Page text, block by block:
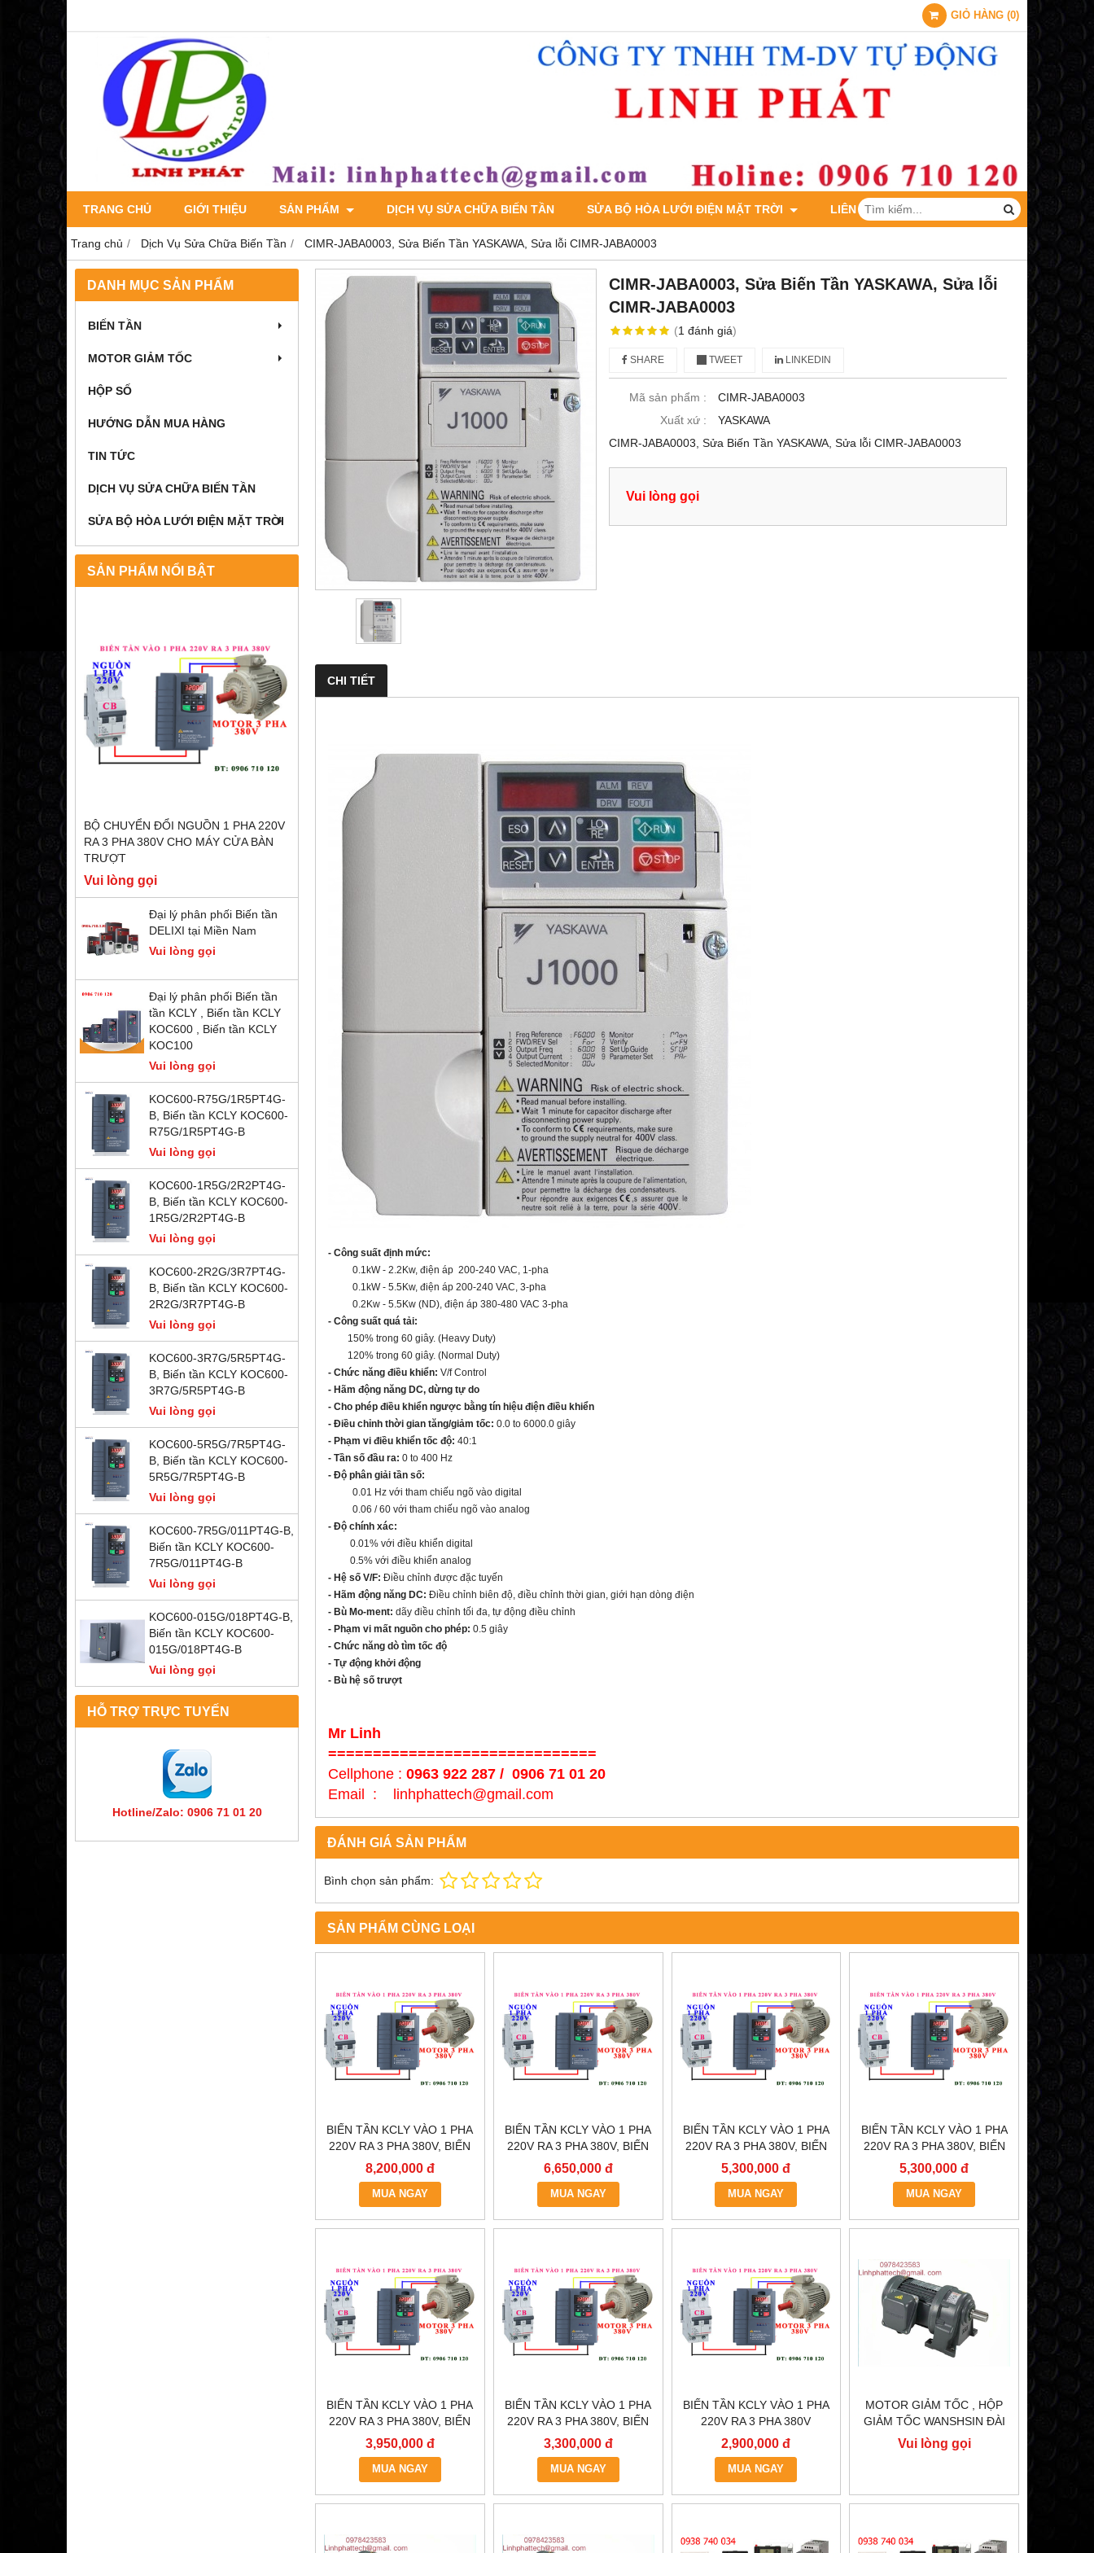
GIỎ HÀNG (0)
TRANG CHỦ GIỚI THIỆU SẢN PHẨM DỊCH VỤ SỬA CHỮA BIẾN TẦN SỬA BỘ HÒA LƯỚI ĐIỆN MẶT TRỜI LIÊN HỆ
Trang chủ Dịch Vụ Sửa Chữa Biến Tần CIMR-JABA0003, Sửa Biến Tần YASKAWA, Sửa lỗi CIMR-JABA0003
DANH MỤC SẢN PHẨM
BIẾN TẦN
MOTOR GIẢM TỐC
HỘP SỐ
HƯỚNG DẪN MUA HÀNG
TIN TỨC
DỊCH VỤ SỬA CHỮA BIẾN TẦN
SỬA BỘ HÒA LƯỚI ĐIỆN MẶT TRỜI
SẢN PHẨM NỔI BẬT
BỘ CHUYỂN ĐỔI NGUỒN 1 PHA 220V
RA 3 PHA 380V CHO MÁY CỬA BÀN
TRƯỢT
Vui lòng gọi
Đại lý phân phối Biến tần
DELIXI tại Miền Nam
Vui lòng gọi
Đại lý phân phối Biến tần
tần KCLY , Biến tần KCLY
KOC600 , Biến tần KCLY
KOC100
Vui lòng gọi
KOC600-R75G/1R5PT4G-
B, Biến tần KCLY KOC600-
R75G/1R5PT4G-B
Vui lòng gọi
KOC600-1R5G/2R2PT4G-
B, Biến tần KCLY KOC600-
1R5G/2R2PT4G-B
Vui lòng gọi
KOC600-2R2G/3R7PT4G-
B, Biến tần KCLY KOC600-
2R2G/3R7PT4G-B
Vui lòng gọi
KOC600-3R7G/5R5PT4G-
B, Biến tần KCLY KOC600-
3R7G/5R5PT4G-B
Vui lòng gọi
KOC600-5R5G/7R5PT4G-
B, Biến tần KCLY KOC600-
5R5G/7R5PT4G-B
Vui lòng gọi
KOC600-7R5G/011PT4G-B,
Biến tần KCLY KOC600-
7R5G/011PT4G-B
Vui lòng gọi
KOC600-015G/018PT4G-B,
Biến tần KCLY KOC600-
015G/018PT4G-B
Vui lòng gọi
HỖ TRỢ TRỰC TUYẾN
Hotline/Zalo: 0906 71 01 20
CIMR-JABA0003, Sửa Biến Tần YASKAWA, Sửa lỗi
CIMR-JABA0003
(1 đánh giá)
SHARE TWEET LINKEDIN
Mã sản phẩm :
CIMR-JABA0003
Xuất xứ :
YASKAWA
CIMR-JABA0003, Sửa Biến Tần YASKAWA, Sửa lỗi CIMR-JABA0003
Vui lòng gọi
CHI TIẾT
- Công suất định mức:
0.1kW - 2.2Kw, điện áp 200-240 VAC, 1-pha
0.1kW - 5.5Kw, điện áp 200-240 VAC, 3-pha
0.2Kw - 5.5Kw (ND), điện áp 380-480 VAC 3-pha
- Công suất quá tải:
150% trong 60 giây. (Heavy Duty)
120% trong 60 giây. (Normal Duty)
- Chức năng điều khiển: V/f Control
- Hãm động năng DC, dừng tự do
- Cho phép điều khiển ngược bằng tín hiệu điện điều khiển
- Điều chỉnh thời gian tăng/giảm tốc: 0.0 to 6000.0 giây
- Phạm vi điều khiển tốc độ: 40:1
- Tần số đầu ra: 0 to 400 Hz
- Độ phân giải tần số:
0.01 Hz với tham chiếu ngõ vào digital
0.06 / 60 với tham chiếu ngõ vào analog
- Độ chính xác:
0.01% với điều khiển digital
0.5% với điều khiển analog
- Hệ số V/F: Điều chỉnh được đặc tuyến
- Hãm động năng DC: Điều chỉnh biên độ, điều chỉnh thời gian, giới hạn dòng điện
- Bù Mo-ment: dãy điều chỉnh tối đa, tự động điều chỉnh
- Phạm vi mất nguồn cho phép: 0.5 giây
- Chức năng dò tìm tốc độ
- Tự động khởi động
- Bù hệ số trượt
Mr Linh
==============================
Cellphone : 0963 922 287 / 0906 71 01 20
Email : linhphattech@gmail.com
ĐÁNH GIÁ SẢN PHẨM
Bình chọn sản phẩm:
SẢN PHẨM CÙNG LOẠI
BIẾN TẦN KCLY VÀO 1 PHA
220V RA 3 PHA 380V, BIẾN
TẦN KCLY KOC600-011GT3-
B
8,200,000 đ
MUA NGAY
BIẾN TẦN KCLY VÀO 1 PHA
220V RA 3 PHA 380V, BIẾN
TẦN KCLY KOC600-
7R5GT3-B
6,650,000 đ
MUA NGAY
BIẾN TẦN KCLY VÀO 1 PHA
220V RA 3 PHA 380V, BIẾN
TẦN KCLY KOC600-
5R5GT3-B
5,300,000 đ
MUA NGAY
BIẾN TẦN KCLY VÀO 1 PHA
220V RA 3 PHA 380V, BIẾN
TẦN KCLY KOC600-
3R7GT3-B
5,300,000 đ
MUA NGAY
BIẾN TẦN KCLY VÀO 1 PHA
220V RA 3 PHA 380V, BIẾN
TẦN KCLY KOC600-
2R2GT3-B
3,950,000 đ
MUA NGAY
BIẾN TẦN KCLY VÀO 1 PHA
220V RA 3 PHA 380V, BIẾN
TẦN KCLY KOC600-
1R5GT3-B
3,300,000 đ
MUA NGAY
BIẾN TẦN KCLY VÀO 1 PHA
220V RA 3 PHA 380V
0.75KW, BIẾN TẦN KCLY
KOC600-R75GT3-B
2,900,000 đ
MUA NGAY
MOTOR GIẢM TỐC , HỘP
GIẢM TỐC WANSHSIN ĐÀI
LOAN GH40-2200-3S /
2.2KW 2200W 3HP
Vui lòng gọi